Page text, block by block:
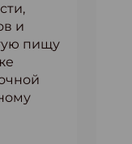
и
пищу